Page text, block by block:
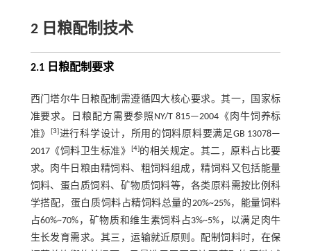
2 日粮配制技术
2.1 日粮配制要求
西门塔尔牛日粮配制需遵循四大核心要求。其一，国家标
准要求。日粮配方需要参照NY/T 815—2004《肉牛饲养标
准》[3]进行科学设计，所用的饲料原料要满足GB 13078—
2017《饲料卫生标准》
[4]的相关规定。其二，原料占比要
求。肉牛日粮由精饲料、粗饲料组成，精饲料又包括能量
饲料、蛋白质饲料、矿物质饲料等，各类原料需按比例科
学搭配，蛋白质饲料占精饲料总量的20%~25%，能量饲料
占60%~70%，矿物质和维生素饲料占3%~5%，以满足肉牛
生长发育需求。其三，运输就近原则。配制饲料时，在保